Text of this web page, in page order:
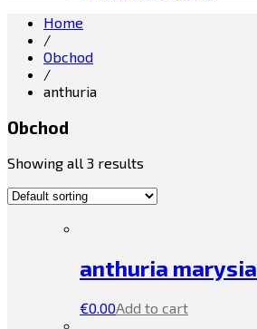
Home
/
Obchod
/
anthuria
Obchod
Showing all 3 results
anthuria marysia
€0.00Add to cart